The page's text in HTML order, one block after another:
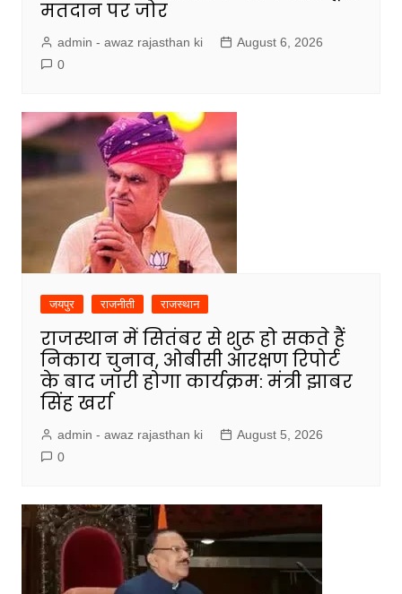
मतदान पर जोर
admin - awaz rajasthan ki
August 6, 2026
0
जयपुर राजनीती राजस्थान
राजस्थान में सितंबर से शुरू हो सकते हैं
निकाय चुनाव, ओबीसी आरक्षण रिपोर्ट
के बाद जारी होगा कार्यक्रम: मंत्री झाबर
सिंह खर्रा
admin - awaz rajasthan ki
August 5, 2026
0